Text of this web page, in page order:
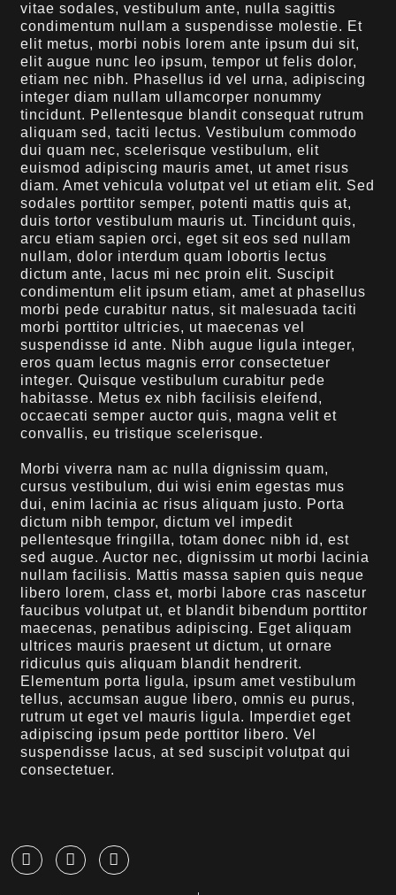
vitae sodales, vestibulum ante, nulla sagittis
condimentum nullam a suspendisse molestie. Et
elit metus, morbi nobis lorem ante ipsum dui sit,
elit augue nunc leo ipsum, tempor ut felis dolor,
etiam nec nibh. Phasellus id vel urna, adipiscing
integer diam nullam ullamcorper nonummy
tincidunt. Pellentesque blandit consequat rutrum
aliquam sed, taciti lectus. Vestibulum commodo
dui quam nec, scelerisque vestibulum, elit
euismod adipiscing mauris amet, ut amet risus
diam. Amet vehicula volutpat vel ut etiam elit. Sed
sodales porttitor semper, potenti mattis quis at,
duis tortor vestibulum mauris ut. Tincidunt quis,
arcu etiam sapien orci, eget sit eos sed nullam
nullam, dolor interdum quam lobortis lectus
dictum ante, lacus mi nec proin elit. Suscipit
condimentum elit ipsum etiam, amet at phasellus
morbi pede curabitur natus, sit malesuada taciti
morbi porttitor ultricies, ut maecenas vel
suspendisse id ante. Nibh augue ligula integer,
eros quam lectus magnis error consectetuer
integer. Quisque vestibulum curabitur pede
habitasse. Metus ex nibh facilisis eleifend,
occaecati semper auctor quis, magna velit et
convallis, eu tristique scelerisque.
Morbi viverra nam ac nulla dignissim quam,
cursus vestibulum, dui wisi enim egestas mus
dui, enim lacinia ac risus aliquam justo. Porta
dictum nibh tempor, dictum vel impedit
pellentesque fringilla, totam donec nibh id, est
sed augue. Auctor nec, dignissim ut morbi lacinia
nullam facilisis. Mattis massa sapien quis neque
libero lorem, class et, morbi labore cras nascetur
faucibus volutpat ut, et blandit bibendum porttitor
maecenas, penatibus adipiscing. Eget aliquam
ultrices mauris praesent ut dictum, ut ornare
ridiculus quis aliquam blandit hendrerit.
Elementum porta ligula, ipsum amet vestibulum
tellus, accumsan augue libero, omnis eu purus,
rutrum ut eget vel mauris ligula. Imperdiet eget
adipiscing ipsum pede porttitor libero. Vel
suspendisse lacus, at sed suscipit volutpat qui
consectetuer.